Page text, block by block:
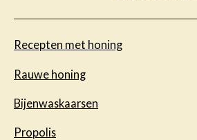
Recepten met honing
Rauwe honing
Bijenwaskaarsen
Propolis